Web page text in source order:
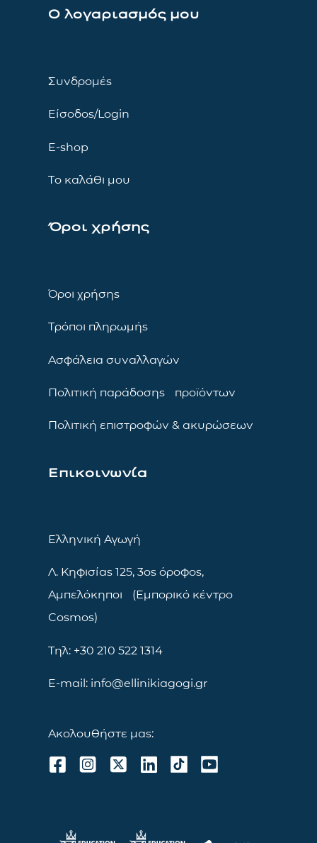
Ο λογαριασμός μου
Συνδρομές
Είσοδος/Login
E-shop
Το καλάθι μου
Όροι χρήσης
Όροι χρήσης
Τρόποι πληρωμής
Ασφάλεια συναλλαγών
Πολιτική παράδοσης προϊόντων
Πολιτική επιστροφών & ακυρώσεων
Επικοινωνία
Ελληνική Αγωγή
Λ. Κηφισίας 125, 3ος όροφος,
Αμπελόκηποι (Εμπορικό κέντρο
Cosmos)
Τηλ: +30 210 522 1314
E-mail: info@ellinikiagogi.gr
Ακολουθήστε μας: